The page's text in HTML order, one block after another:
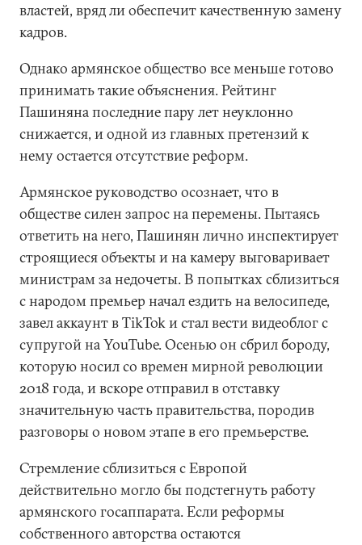
властей, вряд ли обеспечит качественную замену
кадров.
Однако армянское общество все меньше готово
принимать такие объяснения. Рейтинг
Пашиняна последние пару лет неуклонно
снижается, и одной из главных претензий к
нему остается отсутствие реформ.
Армянское руководство осознает, что в
обществе силен запрос на перемены. Пытаясь
ответить на него, Пашинян лично инспектирует
строящиеся объекты и на камеру выговаривает
министрам за недочеты. В попытках сблизиться
с народом премьер начал ездить на велосипеде,
завел аккаунт в TikTok и стал вести видеоблог с
супругой на YouTube. Осенью он сбрил бороду,
которую носил со времен мирной революции
2018 года, и вскоре отправил в отставку
значительную часть правительства, породив
разговоры о новом этапе в его премьерстве.
Стремление сблизиться с Европой
действительно могло бы подстегнуть работу
армянского госаппарата. Если реформы
собственного авторства остаются